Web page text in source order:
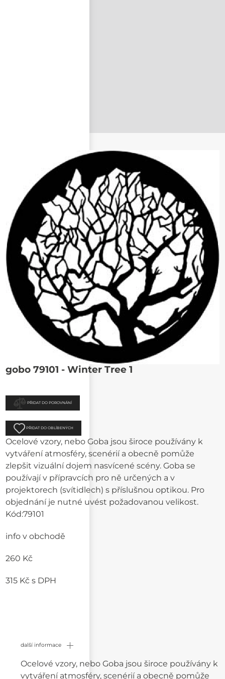
gobo 79101 - Winter Tree 1
PŘIDAT DO POROVNÁNÍ
PŘIDAT DO OBLÍBENÝCH
Ocelové vzory, nebo Goba jsou široce používány k
vytváření atmosféry, scenérií a obecně pomůže
zlepšit vizuální dojem nasvícené scény. Goba se
používají v přípravcích pro ně určených a v
projektorech (svítidlech) s příslušnou optikou. Pro
objednání je nutné uvést požadovanou velikost.
Kód:79101
info v obchodě
260 Kč
315 Kčs DPH
další informace
Ocelové vzory, nebo Goba jsou široce používány k
vytváření atmosféry, scenérií a obecně pomůže